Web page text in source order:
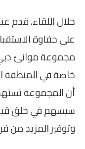
خلال اللقاء، قدم
على حفاوة
مجموعة موانئ دبي
خاصة في المنطقة
أن المجموعة
سيسهم في خلق
وتوفير المزيد من